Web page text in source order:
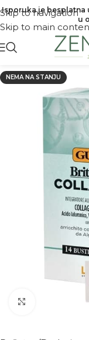
Skip to navigation
Skip to main
Isporuka je besplatna
u
NEMA NA STANJU
Kliknite za